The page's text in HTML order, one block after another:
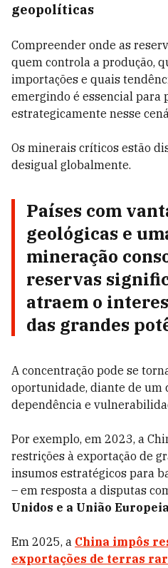
geopolíticas
Compreender onde as
quem controla a produção,
importações e quais
emergindo é essencial para
estrategicamente nesse
Os minerais críticos estão
desigual globalmente.
Países com
geológicas e
mineração
reservas
atraem o
das grandes
A concentração pode se
oportunidade, diante de um
dependência e
Por exemplo, em 2023, a
restrições à exportação de
insumos estratégicos para
– em resposta a disputas
Unidos e a União Europeia
Em 2025, a China impôs
exportações de terras